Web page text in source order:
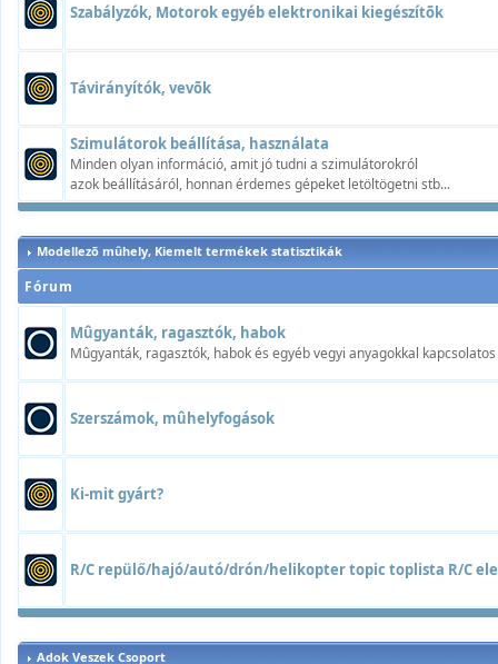
Szabályzók, Motorok egyéb elektronikai kiegészítõk
Távirányítók, vevõk
Szimulátorok beállítása, használata
Minden olyan információ, amit jó tudni a szimulátorokról
azok beállításáról, honnan érdemes gépeket letöltögetni stb...
Modellezõ mûhely, Kiemelt termékek statisztikák
Fórum
Mûgyanták, ragasztók, habok
Mûgyanták, ragasztók, habok és egyéb vegyi anyagokkal
Szerszámok, mûhelyfogások
Ki-mit gyárt?
R/C repülő/hajó/autó/drón/helikopter topic toplista R/C
Adok Veszek Csoport